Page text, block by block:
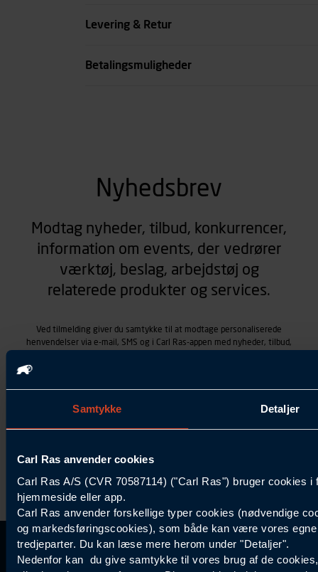
Samtykke Detaljer
Carl Ras anvender cookies
Carl Ras A/S (CVR 70587114) ("Carl Ras") bruger cookies
hjemmeside eller app.
Carl Ras anvender forskellige typer cookies (nødvendige
og markedsføringscookies), som både kan være vores
tredjeparter. Du kan læse mere herom under "Detaljer".
Nedenfor kan du give samtykke til vores brug af de
Levering & Retur
Betalingsmuligheder
Nyhedsbrev
Modtag nyheder, tilbud, konkurrencer,
information om events, der vedrører
værktøj, beslag, arbejdstøj og
relaterede produkter og services.
Ved tilmelding giver du samtykke til at modtage personaliserede
henvendelser via e-mail, SMS og i Carl Ras-appen med nyheder, tilbud,
Samtykket betyder også, at Carl Ras A/S som dataansvarlig kan
samtykke tilbage ved at trykke "Afmeld" i bunden af hver
vorespersondatapolitik
Kontakt Kundeservice Information
Carl Ras Gruppen
Kundefordele
Bliv kontokunde
Inspiration
Specialisten